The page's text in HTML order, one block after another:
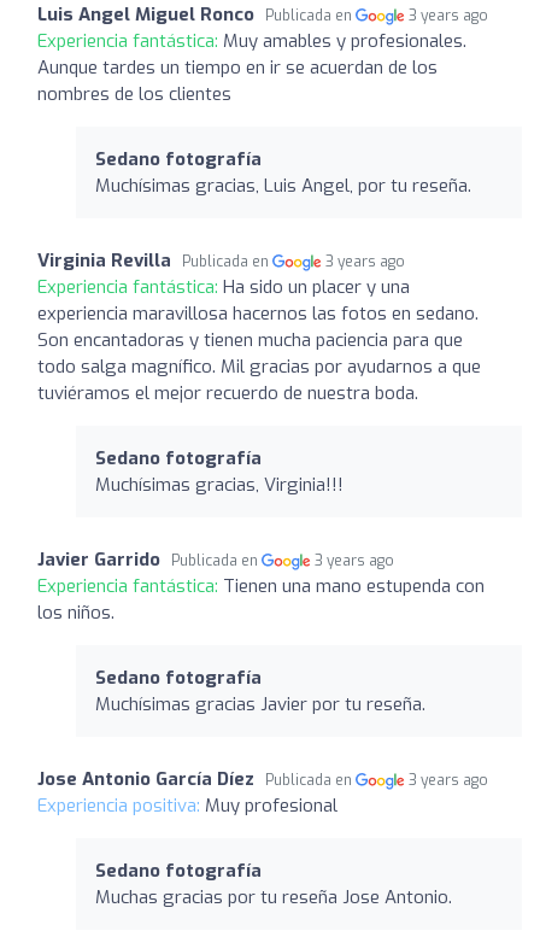
Luis Angel Miguel Ronco Publicada en 3 years ago
Experiencia fantástica: Muy amables y profesionales.
Aunque tardes un tiempo en ir se acuerdan de los
nombres de los clientes
Sedano fotografía
Muchísimas gracias, Luis Angel, por tu reseña.
Virginia Revilla Publicada en 3 years ago
Experiencia fantástica: Ha sido un placer y una
experiencia maravillosa hacernos las fotos en sedano.
Son encantadoras y tienen mucha paciencia para que
todo salga magnífico. Mil gracias por ayudarnos a que
tuviéramos el mejor recuerdo de nuestra boda.
Sedano fotografía
Muchísimas gracias, Virginia!!!
Javier Garrido Publicada en 3 years ago
Experiencia fantástica: Tienen una mano estupenda con
los niños.
Sedano fotografía
Muchísimas gracias Javier por tu reseña.
Jose Antonio García Díez Publicada en 3 years ago
Experiencia positiva: Muy profesional
Sedano fotografía
Muchas gracias por tu reseña Jose Antonio.